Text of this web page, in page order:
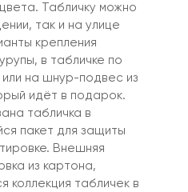
Табличку можно
так и на улице
крепления
в табличке по
на шнур-подвес из
идёт в подарок.
табличка в
пакет для защиты
Внешняя
из картона,
коллекция табличек в